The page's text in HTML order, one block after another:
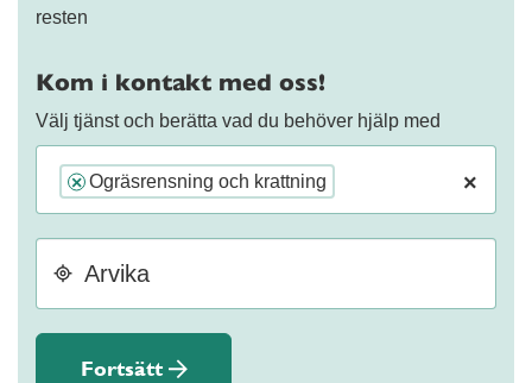
resten
Kom i kontakt med oss!
Välj tjänst och berätta vad du behöver hjälp med
×
× Ogräsrensning och krattning
Fortsätt